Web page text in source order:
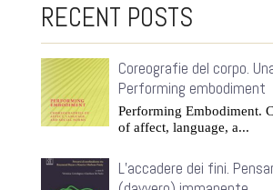
RECENT POSTS
Coreografie del corpo.
Performing embodiment
Performing Embodiment.
of affect, language, a...
L’accadere dei fini.